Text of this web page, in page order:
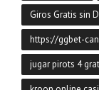
Giros Gratis sin
https://ggbet-
jugar pirots 4